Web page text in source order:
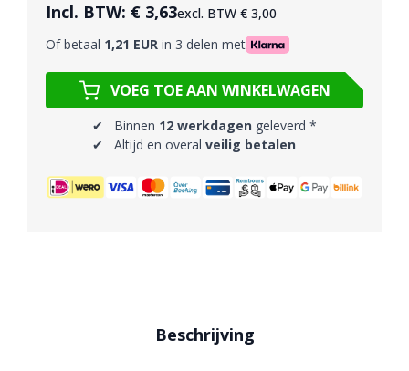
Incl. BTW: € 3,63excl. BTW € 3,00
Of betaal 1,21 EUR in 3 delen met
VOEG TOE AAN WINKELWAGEN
✔ Binnen 12 werkdagen geleverd *
✔ Altijd en overal veilig betalen
Beschrijving